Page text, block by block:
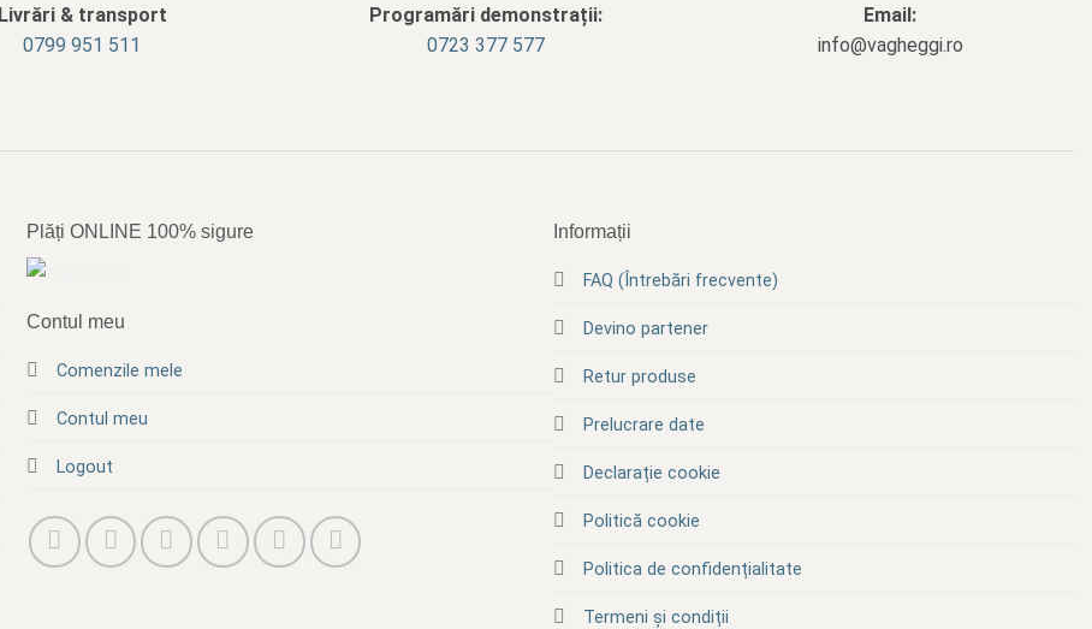
Livrări & transport
‭0799 951 511‬
Programări demonstrații:
0723 377 577
Email:
info@vagheggi.ro
Plăți ONLINE 100% sigure
Contul meu
Comenzile mele
Contul meu
Logout
Informații
FAQ (Întrebări frecvente)
Devino partener
Retur produse
Prelucrare date
Declarație cookie
Politică cookie
Politica de confidențialitate
Termeni și condiții